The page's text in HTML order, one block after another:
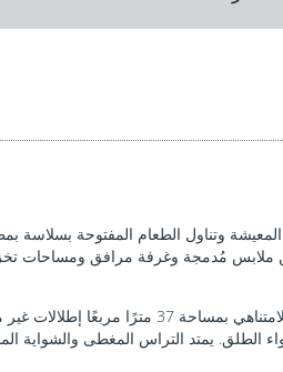
وتناول الطعام المفتوحة بسلاسة
ملابس مُدمجة وغرفة مرافق ومساحات
يقع العقار في الخارج على قطعة أرض واسعة تزيد مساحتها عن 1200 متر مربع مع مناطق خارجية استثنائية للاسترخاء والترفيه.
الطلق. يمتد التراس المغطى والشواية